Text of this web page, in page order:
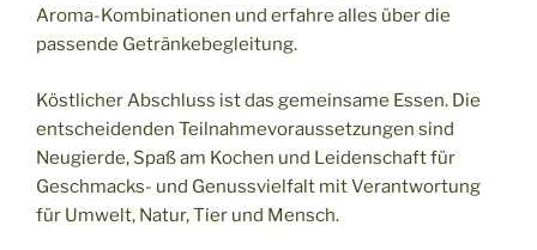
Aroma-Kombinationen und erfahre alles über die
passende Getränkebegleitung.
Köstlicher Abschluss ist das gemeinsame Essen. Die
entscheidenden Teilnahmevoraussetzungen sind
Neugierde, Spaß am Kochen und Leidenschaft für
Geschmacks- und Genussvielfalt mit Verantwortung
für Umwelt, Natur, Tier und Mensch.